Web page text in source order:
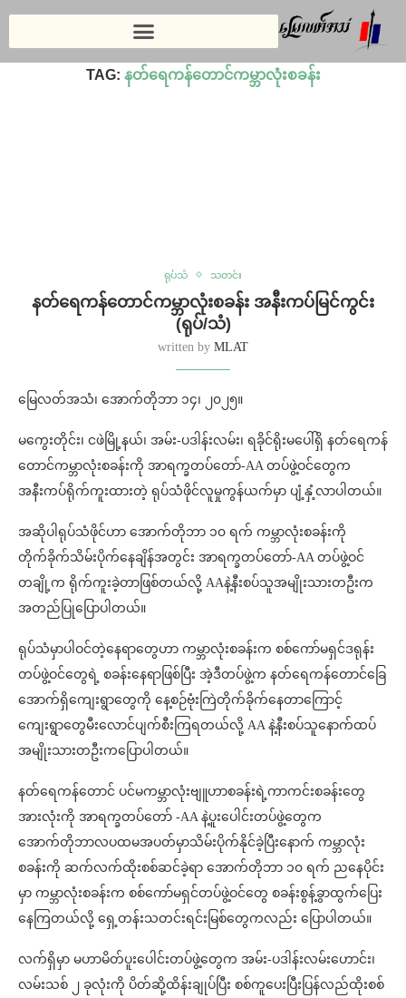
နတ်ရေကန်တောင်ကမ္ဘာလုံးစခန်း
TAG: နတ်ရေကန်တောင်ကမ္ဘာလုံးစခန်း
ရုပ်သံ သတင်း
နတ်ရေကန်တောင်ကမ္ဘာလုံးစခန်း အနီးကပ်မြင်ကွင်း
(ရုပ်/သံ)
written by MLAT
မြေလတ်အသံ၊ အောက်တိုဘာ ၁၄၊ ၂၀၂၅။
မကွေးတိုင်း၊ ငဖဲမြို့နယ်၊ အမ်း-ပဒါန်းလမ်း၊ ရခိုင်ရိုးမပေါ်ရှိ နတ်ရေကန်
တောင်ကမ္ဘာလုံးစခန်းကို အာရက္ခတပ်တော်-AA တပ်ဖွဲ့ဝင်တွေက
အနီးကပ်ရိုက်ကူးထားတဲ့ ရုပ်သံဖိုင်လူမှုကွန်ယက်မှာ ပျံ့နှံ့လာပါတယ်။
အဆိုပါရုပ်သံဖိုင်ဟာ အောက်တိုဘာ ၁၀ ရက် ကမ္ဘာလုံးစခန်းကို
တိုက်ခိုက်သိမ်းပိုက်နေချိန်အတွင်း အာရက္ခတပ်တော်-AA တပ်ဖွဲ့ဝင်
တချို့က ရိုက်ကူးခဲ့တာဖြစ်တယ်လို့ AAနဲ့နီးစပ်သူအမျိုးသားတဦးက
အတည်ပြုပြောပါတယ်။
ရုပ်သံမှာပါဝင်တဲ့နေရာတွေဟာ ကမ္ဘာလုံးစခန်းက စစ်ကော်မရှင်ဒရုန်း
တပ်ဖွဲ့ဝင်တွေရဲ့ စခန်းနေရာဖြစ်ပြီး အဲ့ဒီတပ်ဖွဲ့က နတ်ရေကန်တောင်ခြေ
အောက်ရှိကျေးရွာတွေကို နေ့စဉ်ဗုံးကြဲတိုက်ခိုက်နေတာကြောင့်
ကျေးရွာတွေမီးလောင်ပျက်စီးကြရတယ်လို့ AA နဲ့နီးစပ်သူနောက်ထပ်
အမျိုးသားတဦးကပြောပါတယ်။
နတ်ရေကန်တောင် ပင်မကမ္ဘာလုံးဗျူဟာစခန်းရဲ့ကာကင်းစခန်းတွေ
အားလုံးကို အာရက္ခတပ်တော် -AA နဲ့ပူးပေါင်းတပ်ဖွဲ့တွေက
အောက်တိုဘာလပထမအပတ်မှာသိမ်းပိုက်နိုင်ခဲ့ပြီးနောက် ကမ္ဘာလုံး
စခန်းကို ဆက်လက်ထိုးစစ်ဆင်ခဲ့ရာ အောက်တိုဘာ ၁၀ ရက် ညနေပိုင်း
မှာ ကမ္ဘာလုံးစခန်းက စစ်ကော်မရှင်တပ်ဖွဲ့ဝင်တွေ စခန်းစွန့်ခွာထွက်ပြေး
နေကြတယ်လို့ ရှေ့တန်းသတင်းရင်းမြစ်တွေကလည်း ပြောပါတယ်။
လက်ရှိမှာ မဟာမိတ်ပူးပေါင်းတပ်ဖွဲ့တွေက အမ်း-ပဒါန်းလမ်းဟောင်း၊
လမ်းသစ် ၂ ခုလုံးကို ပိတ်ဆို့ထိန်းချုပ်ပြီး စစ်ကူပေးပြီးပြန်လည်ထိုးစစ်